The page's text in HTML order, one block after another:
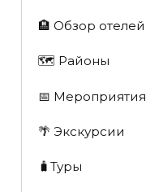
🏨 Обзор отелей
🗺 Районы
📅 Мероприятия
🌴 Экскурсии
🧳Туры